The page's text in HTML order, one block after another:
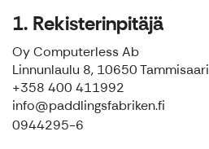
1. Rekisterinpitäjä
Oy Computerless Ab
Linnunlaulu 8, 10650 Tammisaari
+358 400 411992
info@paddlingsfabriken.fi
0944295-6